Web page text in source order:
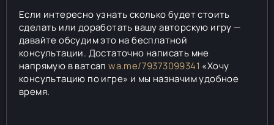
Если интересно узнать сколько будет стоить
сделать или доработать вашу авторскую игру —
давайте обсудим это на бесплатной
консультации. Достаточно написать мне
напрямую в ватсапwa.me/79373099341 «Хочу
консультацию по игре» и мы назначим удобное
время.